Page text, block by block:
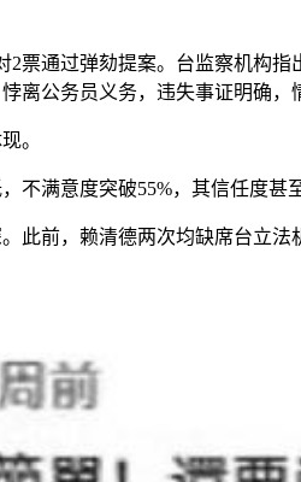
通过弹劾提案。台监察机构
离公务员义务，违失事证明确，
。
满意度突破55%，其信任度甚
前，赖清德两次均缺席台立法